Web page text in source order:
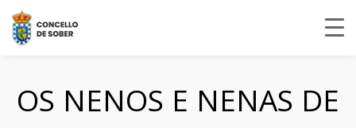
OS NENOS E NENAS DE